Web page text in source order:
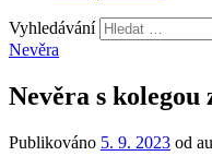
Vyhledávání
Nevěra
Nevěra s kolegou
Publikováno 5. 9. 2023 od